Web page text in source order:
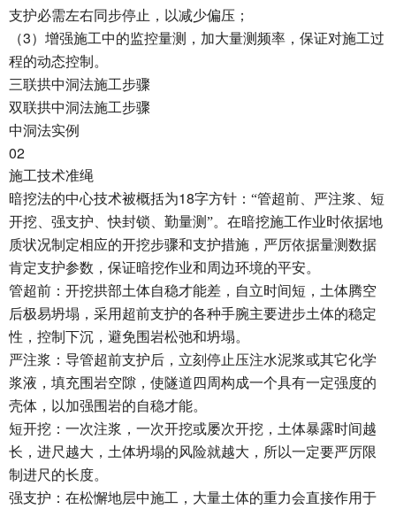
支护必需左右同步停止，以减少偏压；
（3）增强施工中的监控量测，加大量测频率，保证对施工过
程的动态控制。
三联拱中洞法施工步骤
双联拱中洞法施工步骤
中洞法实例
02
施工技术准绳
暗挖法的中心技术被概括为18字方针：“管超前、严注浆、短
开挖、强支护、快封锁、勤量测”。在暗挖施工作业时依据地
质状况制定相应的开挖步骤和支护措施，严厉依据量测数据
肯定支护参数，保证暗挖作业和周边环境的平安。
管超前：开挖拱部土体自稳才能差，自立时间短，土体腾空
后极易坍塌，采用超前支护的各种手腕主要进步土体的稳定
性，控制下沉，避免围岩松弛和坍塌。
严注浆：导管超前支护后，立刻停止压注水泥浆或其它化学
浆液，填充围岩空隙，使隧道四周构成一个具有一定强度的
壳体，以加强围岩的自稳才能。
短开挖：一次注浆，一次开挖或屡次开挖，土体暴露时间越
长，进尺越大，土体坍塌的风险就越大，所以一定要严厉限
制进尺的长度。
强支护：在松懈地层中施工，大量土体的重力会直接作用于